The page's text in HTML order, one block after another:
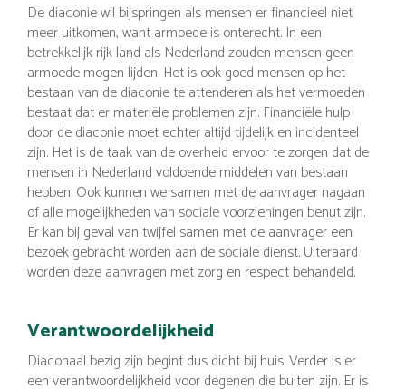
De diaconie wil bijspringen als mensen er financieel niet
meer uitkomen, want armoede is onterecht. In een
betrekkelijk rijk land als Nederland zouden mensen geen
armoede mogen lijden. Het is ook goed mensen op het
bestaan van de diaconie te attenderen als het vermoeden
bestaat dat er materiële problemen zijn. Financiële hulp
door de diaconie moet echter altijd tijdelijk en incidenteel
zijn. Het is de taak van de overheid ervoor te zorgen dat de
mensen in Nederland voldoende middelen van bestaan
hebben. Ook kunnen we samen met de aanvrager nagaan
of alle mogelijkheden van sociale voorzieningen benut zijn.
Er kan bij geval van twijfel samen met de aanvrager een
bezoek gebracht worden aan de sociale dienst. Uiteraard
worden deze aanvragen met zorg en respect behandeld.
Verantwoordelijkheid
Diaconaal bezig zijn begint dus dicht bij huis. Verder is er
een verantwoordelijkheid voor degenen die buiten zijn. Er is